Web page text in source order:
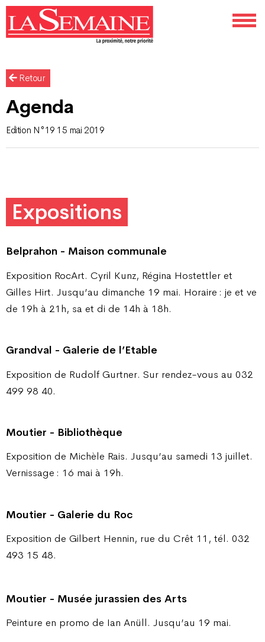
Retour
Agenda
Edition N°19 15 mai 2019
Expositions
Belprahon - Maison communale
Exposition RocArt. Cyril Kunz, Régina Hostettler et
Gilles Hirt. Jusqu’au dimanche 19 mai. Horaire : je et ve
de 19h à 21h, sa et di de 14h à 18h.
Grandval - Galerie de l’Etable
Exposition de Rudolf Gurtner. Sur rendez-vous au 032
499 98 40.
Moutier - Bibliothèque
Exposition de Michèle Rais. Jusqu’au samedi 13 juillet.
Vernissage : 16 mai à 19h.
Moutier - Galerie du Roc
Exposition de Gilbert Hennin, rue du Crêt 11, tél. 032
493 15 48.
Moutier - Musée jurassien des Arts
Peinture en promo de Ian Anüll. Jusqu’au 19 mai.